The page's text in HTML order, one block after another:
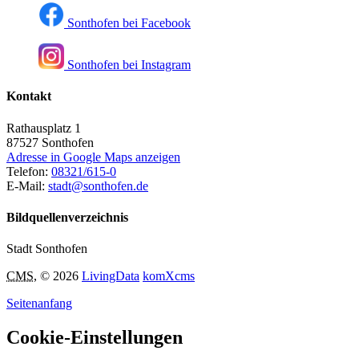
Sonthofen bei Facebook
Sonthofen bei Instagram
Kontakt
Rathausplatz 1
87527 Sonthofen
Adresse in Google Maps anzeigen
Telefon: 08321/615-0
E-Mail: stadt@sonthofen.de
Bildquellenverzeichnis
Stadt Sonthofen
CMS, © 2026 LivingData komXcms
Seitenanfang
Cookie-Einstellungen